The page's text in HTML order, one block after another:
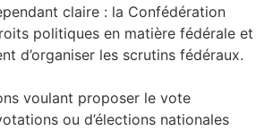
claire : la Confédération
politiques en matière fédérale et
d’organiser les scrutins fédéraux.
voulant proposer le vote
ou d’élections nationales